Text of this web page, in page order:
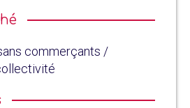
commerçants /